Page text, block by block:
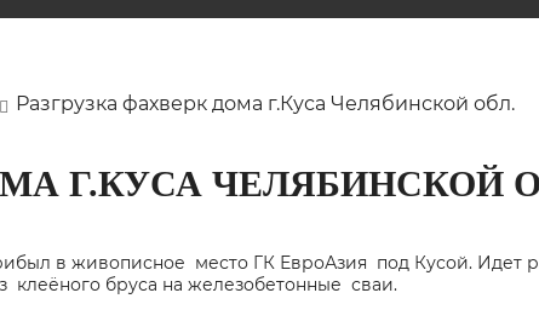
Разгрузка фахверк дома г.Куса Челябинской обл.
Г.КУСА ЧЕЛЯБИНСКОЙ
в живописное место ГК ЕвроАзия под Кусой. Идет
бруса на железобетонные сваи.